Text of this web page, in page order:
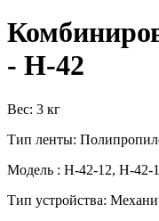
- H-42
Вес: 3 кг
Тип ленты:
Модель : H-42-12, H-42-
Тип устройства: